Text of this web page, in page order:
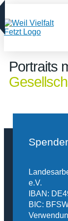
Portraits
e.V.
IBAN:
BIC: